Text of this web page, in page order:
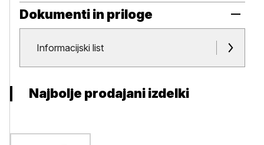
Dokumenti in priloge
Dokumenti in priloge
Informacijski list
Najbolje prodajani izdelki